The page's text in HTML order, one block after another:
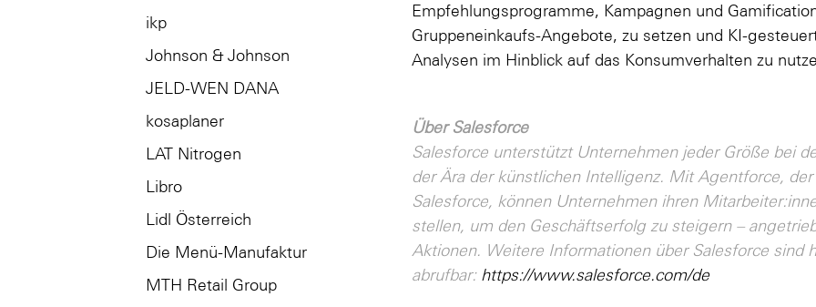
ikp
Johnson & Johnson
JELD-WEN DANA
kosaplaner
LAT Nitrogen
Libro
Lidl Österreich
Die Menü-Manufaktur
MTH Retail Group
Empfehlungsprogramme, Kampagnen und
Gruppeneinkaufs-Angebote, zu setzen und KI-
Analysen im Hinblick auf das Konsumverhalten zu
Über Salesforce
Salesforce unterstützt Unternehmen jeder Größe bei
der Ära der künstlichen Intelligenz. Mit Agentforce,
Salesforce, können Unternehmen ihren
stellen, um den Geschäftserfolg zu steigern –
Aktionen. Weitere Informationen über Salesforce sind
abrufbar: https://www.salesforce.com/de